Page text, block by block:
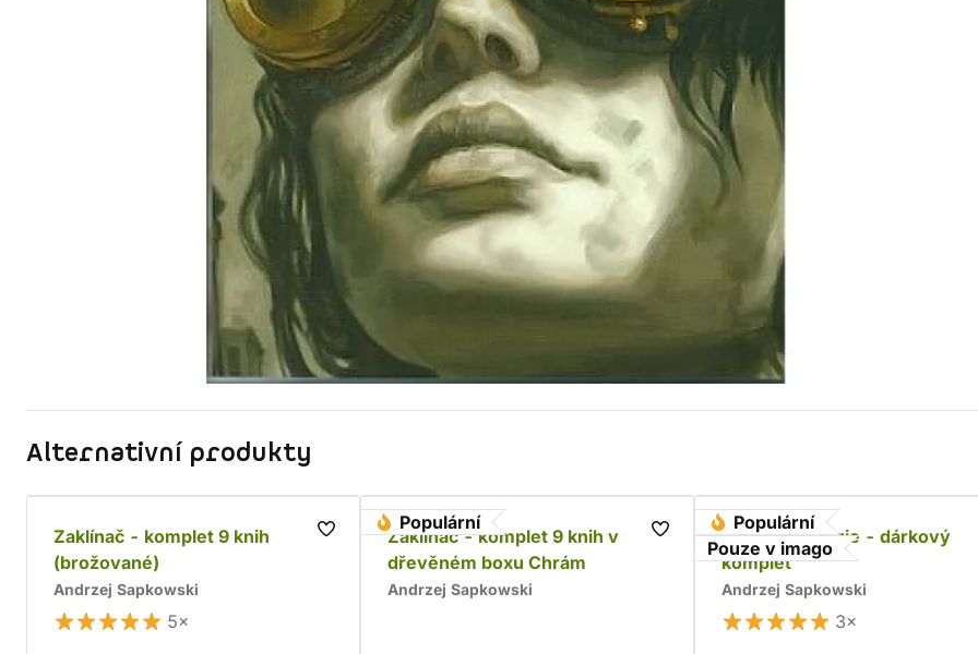
Alternativní produkty
Zaklínač - komplet 9 knih
(brožované)
Andrzej Sapkowski
5×
Populární
Zaklínač - komplet 9 knih v
dřevěném boxu Chrám
Andrzej Sapkowski
Populární
Pouze v imago
Husitská trilogie - dárkový
komplet
Andrzej Sapkowski
3×